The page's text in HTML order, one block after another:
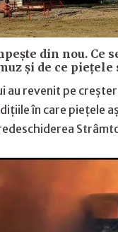
din nou. Ce
și de ce
au revenit pe
în care piețele